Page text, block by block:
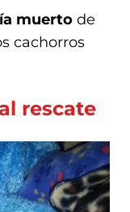
muerto de
cachorros
rescate